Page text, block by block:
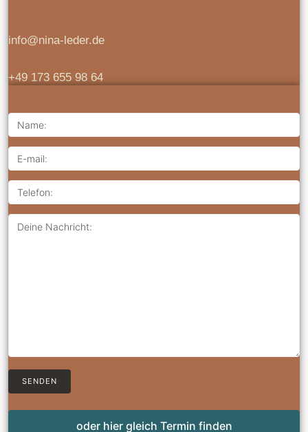
info@nina-leder.de
+49 173 655 98 64
oder hier gleich Termin finden